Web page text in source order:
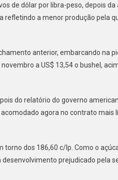
de dólar por libra-peso, depois
refletindo a menor produção pela
anterior, embarcando na
a US$ 13,54 o bushel,
do relatório do governo
agora no contrato mais
dos 186,60 c/lp. Como o
prejudicado pela